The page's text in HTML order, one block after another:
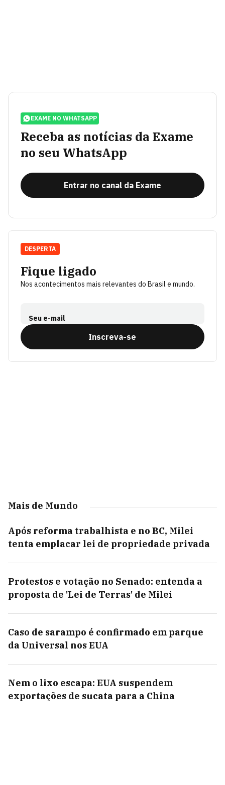
EXAME NO WHATSAPP
Receba as notícias da Exame
no seu WhatsApp
Entrar no canal da Exame
Fique ligado
Nos acontecimentos mais relevantes do Brasil e mundo.
Seu e-mail
Inscreva-se
DESPERTA
Mais de Mundo
Após reforma trabalhista e no BC, Milei
tenta emplacar lei de propriedade privada
Protestos e votação no Senado: entenda a
proposta de 'Lei de Terras' de Milei
Caso de sarampo é confirmado em parque
da Universal nos EUA
Nem o lixo escapa: EUA suspendem
exportações de sucata para a China